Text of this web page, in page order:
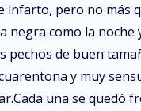
pero no más
como la
pechos de buen
y muy
una se quedó